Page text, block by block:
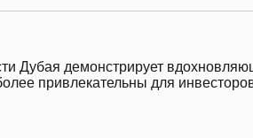
Дубая демонстрирует
привлекательны для